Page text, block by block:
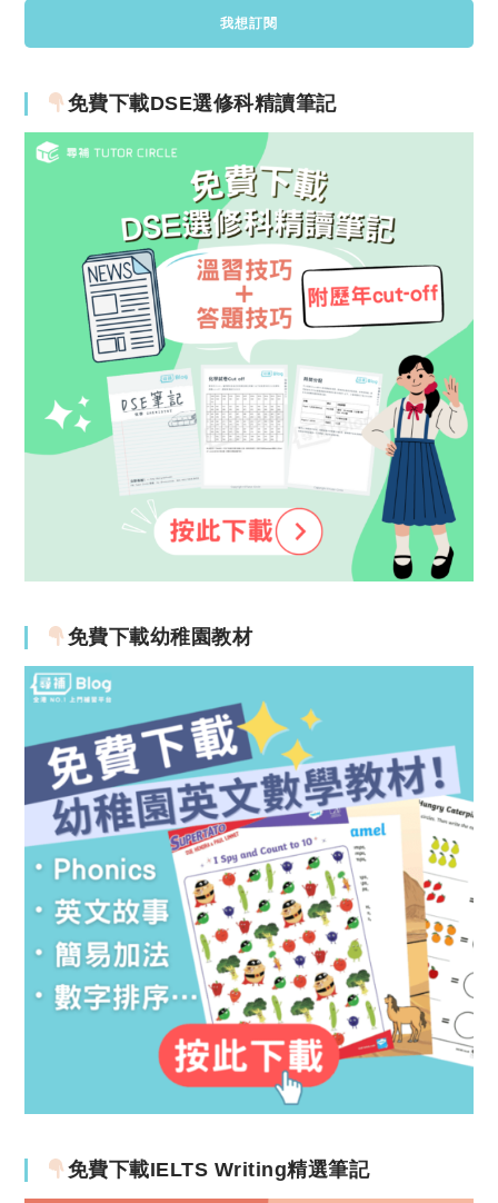
免費下載DSE選修科精讀筆記
免費下載幼稚園教材
免費下載IELTS Writing精選筆記